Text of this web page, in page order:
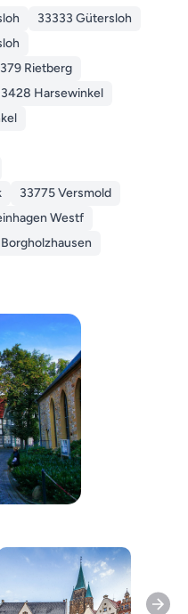
33333 Gütersloh
Rietberg
Harsewinkel
33775 Versmold
Westf